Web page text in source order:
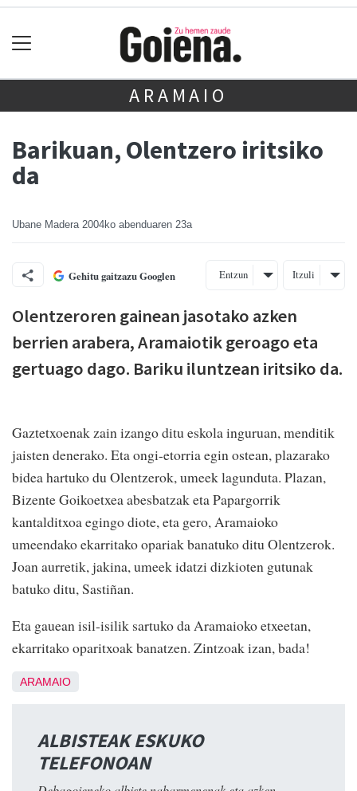
ARAMAIO
Barikuan, Olentzero iritsiko
da
Ubane Madera 2004ko abenduaren 23a
Gehitu gaitzazu Googlen Entzun Itzuli
Olentzeroren gainean jasotako azken
berrien arabera, Aramaiotik geroago eta
gertuago dago. Bariku iluntzean iritsiko da.
Gaztetxoenak zain izango ditu eskola inguruan, menditik
jaisten denerako. Eta ongi-etorria egin ostean, plazarako
bidea hartuko du Olentzerok, umeek lagunduta. Plazan,
Bizente Goikoetxea abesbatzak eta Papargorrik
kantalditxoa egingo diote, eta gero, Aramaioko
umeendako ekarritako opariak banatuko ditu Olentzerok.
Joan aurretik, jakina, umeek idatzi dizkioten gutunak
batuko ditu, Sastiñan.
Eta gauean isil-isilik sartuko da Aramaioko etxeetan,
ekarritako oparitxoak banatzen. Zintzoak izan, bada!
ARAMAIO
ALBISTEAK ESKUKO
TELEFONOAN